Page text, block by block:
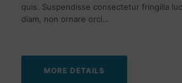
quis. Suspendisse consectetur fringilla
diam, non ornare orci…
MORE DETAILS